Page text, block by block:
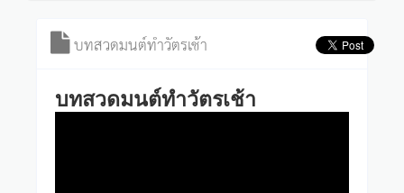
บทสวดมนต์ทำวัตรเช้า
บทสวดมนต์ทำวัตรเช้า